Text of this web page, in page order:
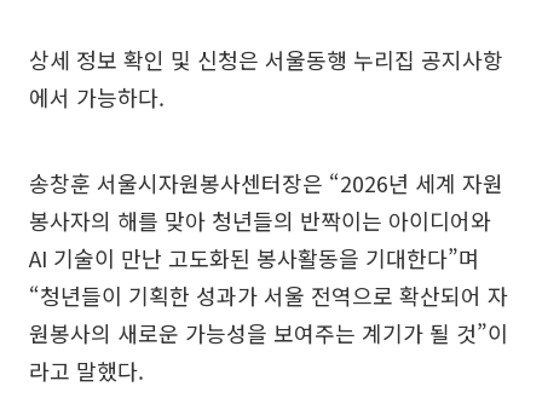
상세 정보 확인 및 신청은 서울동행 누리집 공지사항
에서 가능하다.
송창훈 서울시자원봉사센터장은 “2026년 세계 자원
봉사자의 해를 맞아 청년들의 반짝이는 아이디어와
AI 기술이 만난 고도화된 봉사활동을 기대한다”며
“청년들이 기획한 성과가 서울 전역으로 확산되어 자
원봉사의 새로운 가능성을 보여주는 계기가 될 것”이
라고 말했다.